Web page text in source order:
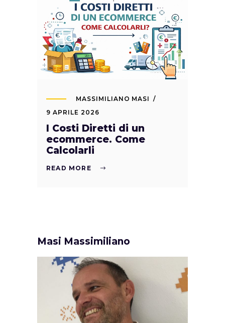
MASSIMILIANO MASI
9 APRILE 2026
I Costi Diretti di un
ecommerce. Come
Calcolarli
READ MORE
Masi Massimiliano